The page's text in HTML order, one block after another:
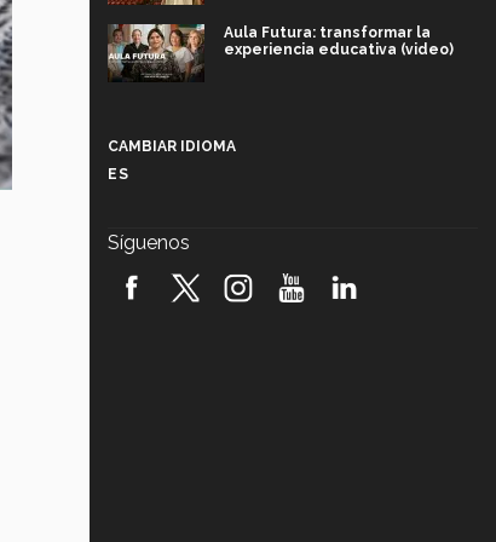
Aula Futura: transformar la
experiencia educativa (video)
robótica FIRST 2026! (video)
CAMBIAR IDIOMA
ES
Síguenos